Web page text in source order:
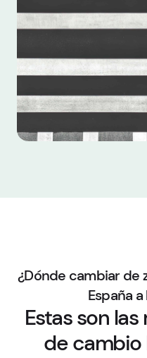
¿Dónde cambiar de
España
Estas son
de cambio